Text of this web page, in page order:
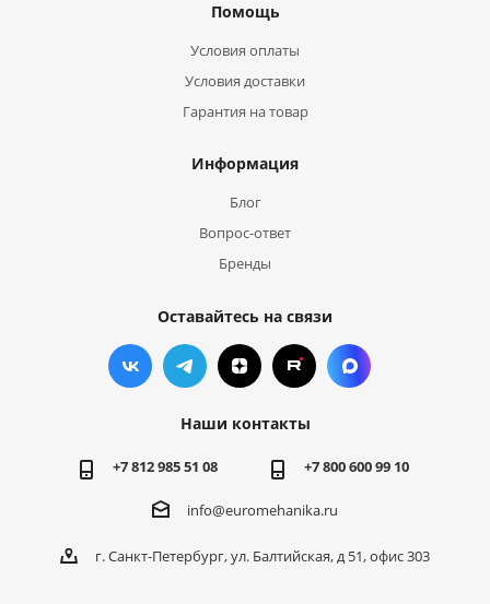
Помощь
Условия оплаты
Условия доставки
Гарантия на товар
Информация
Блог
Вопрос-ответ
Бренды
Оставайтесь на связи
Наши контакты
+7 812 985 51 08 +7 800 600 99 10
info@euromehanika.ru
г. Санкт-Петербург, ул. Балтийская, д 51, офис 303